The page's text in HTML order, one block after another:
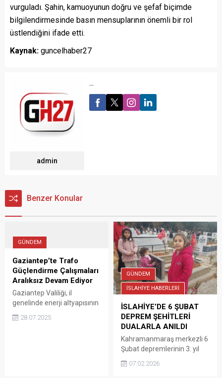
vurguladı. Şahin, kamuoyunun doğru ve şefaf biçimde
bilgilendirmesinde basın mensuplarının önemli bir rol
üstlendiğini ifade etti.
Kaynak: guncelhaber27
admin
...
Benzer Konular
GÜNDEM
Gaziantep’te Trafo
Güçlendirme Çalışmaları
Aralıksız Devam Ediyor
Gaziantep Valiliği, il
genelinde enerji altyapısının
güçlendirilmesine yönelik
çalışmaların tüm hızıyla
28.07.2025
GÜNDEM
İSLAHİYE HABERLERİ
İSLAHİYE’DE 6 ŞUBAT
DEPREM ŞEHİTLERİ
DUALARLA ANILDI
Kahramanmaraş merkezli 6
Şubat depremlerinin 3. yıl
İslahiye ilçesinde hayatını
07.02.2026